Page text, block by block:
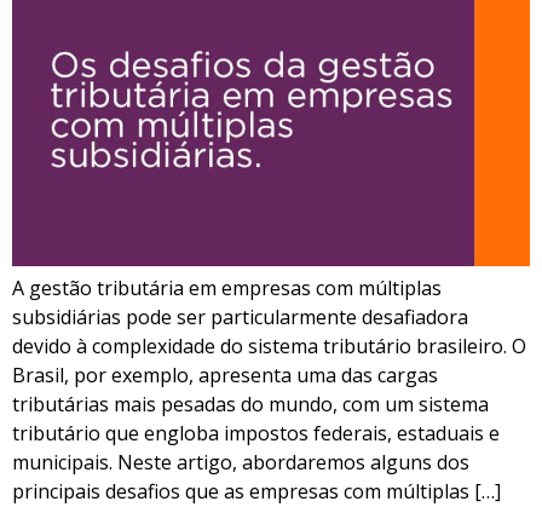
A gestão tributária em empresas com múltiplas
subsidiárias pode ser particularmente desafiadora
devido à complexidade do sistema tributário brasileiro. O
Brasil, por exemplo, apresenta uma das cargas
tributárias mais pesadas do mundo, com um sistema
tributário que engloba impostos federais, estaduais e
municipais. Neste artigo, abordaremos alguns dos
principais desafios que as empresas com múltiplas […]